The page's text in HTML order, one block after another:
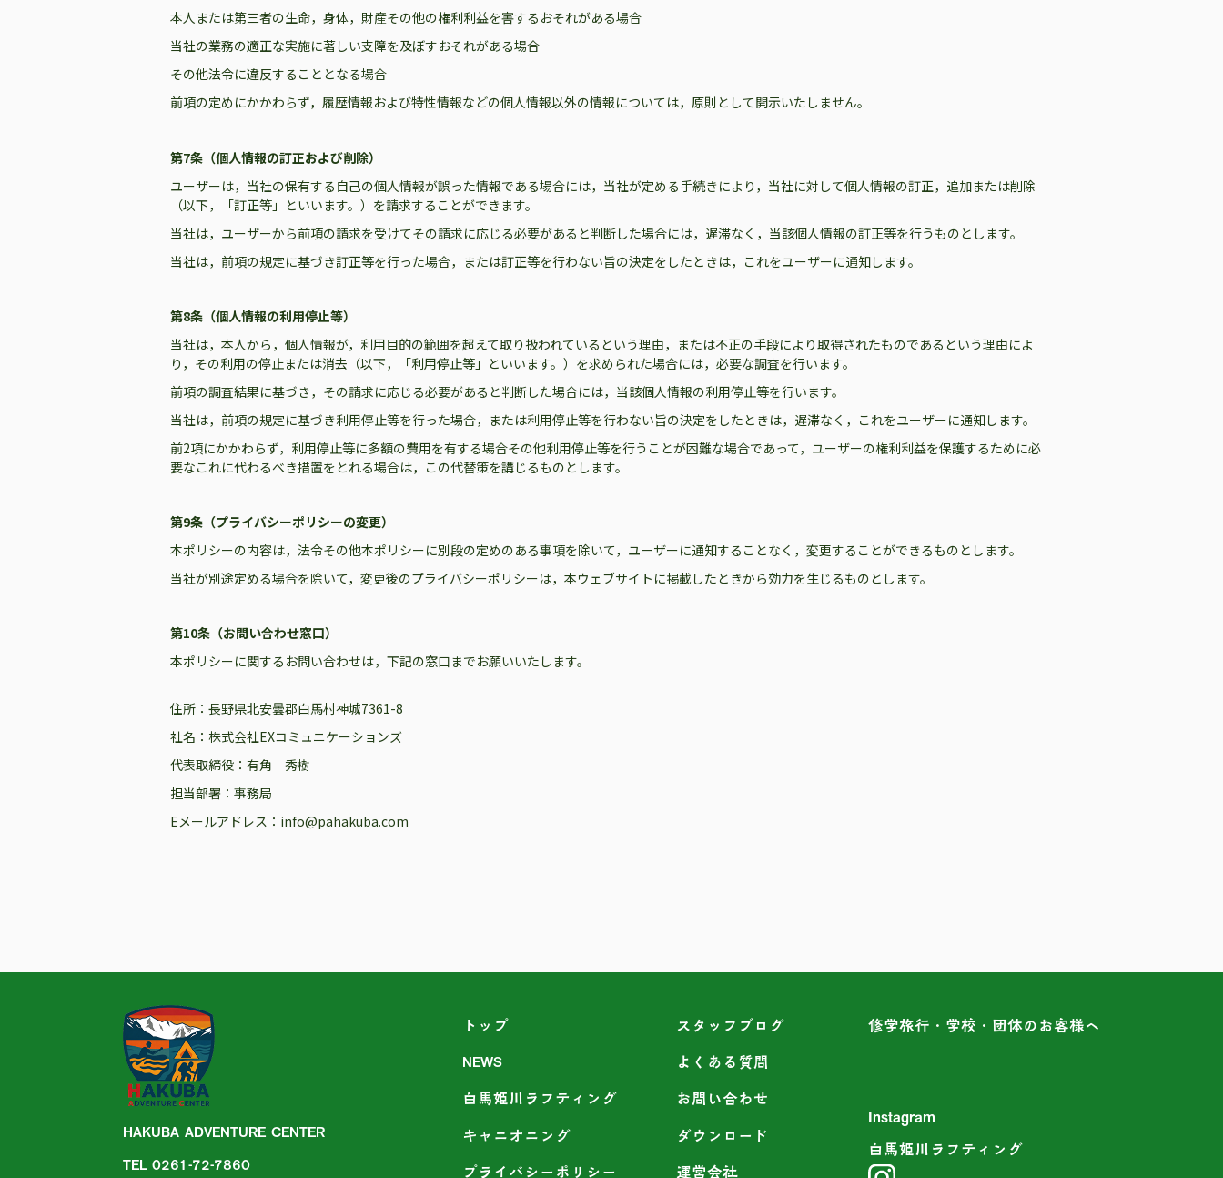
本人または第三者の生命，身体，財産その他の権利利益を害するおそれがある場合
当社の業務の適正な実施に著しい支障を及ぼすおそれがある場合
その他法令に違反することとなる場合
前項の定めにかかわらず，履歴情報および特性情報などの個人情報以外の情報については，原則として開示いたしません。
第7条（個人情報の訂正および削除）
ユーザーは，当社の保有する自己の個人情報が誤った情報である場合には，当社が定める手続きにより，当社に対して個人情報の訂正，追加または削除
（以下，「訂正等」といいます。）を請求することができます。
当社は，ユーザーから前項の請求を受けてその請求に応じる必要があると判断した場合には，遅滞なく，当該個人情報の訂正等を行うものとします。
当社は，前項の規定に基づき訂正等を行った場合，または訂正等を行わない旨の決定をしたときは，これをユーザーに通知します。
第8条（個人情報の利用停止等）
当社は，本人から，個人情報が，利用目的の範囲を超えて取り扱われているという理由，または不正の手段により取得されたものであるという理由によ
り，その利用の停止または消去（以下，「利用停止等」といいます。）を求められた場合には，必要な調査を行います。
前項の調査結果に基づき，その請求に応じる必要があると判断した場合には，当該個人情報の利用停止等を行います。
当社は，前項の規定に基づき利用停止等を行った場合，または利用停止等を行わない旨の決定をしたときは，遅滞なく，これをユーザーに通知します。
前2項にかかわらず，利用停止等に多額の費用を有する場合その他利用停止等を行うことが困難な場合であって，ユーザーの権利利益を保護するために必
要なこれに代わるべき措置をとれる場合は，この代替策を講じるものとします。
第9条（プライバシーポリシーの変更）
本ポリシーの内容は，法令その他本ポリシーに別段の定めのある事項を除いて，ユーザーに通知することなく，変更することができるものとします。
当社が別途定める場合を除いて，変更後のプライバシーポリシーは，本ウェブサイトに掲載したときから効力を生じるものとします。
第10条（お問い合わせ窓口）
本ポリシーに関するお問い合わせは，下記の窓口までお願いいたします。
住所：長野県北安曇郡白馬村神城7361-8
社名：株式会社EXコミュニケーションズ
代表取締役：有角 秀樹
担当部署：事務局
Eメールアドレス：info@pahakuba.com
HAKUBA ADVENTURE CENTER
TEL 0261-72-7860
トップ
NEWS
白馬姫川ラフティング
キャニオニング
プライバシーポリシー
スタッフブログ
よくある質問
お問い合わせ
ダウンロード
運営会社
修学旅行・学校・団体のお客様へ
Instagram
白馬姫川ラフティング